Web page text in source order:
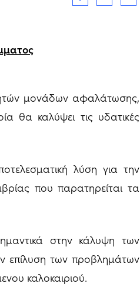
μονάδων αφαλάτωσης,
θα καλύψει τις υδατικές
λύση για την
που παρατηρείται τα
στην κάλυψη των
επίλυση των προβλημάτων
καλοκαιριού.